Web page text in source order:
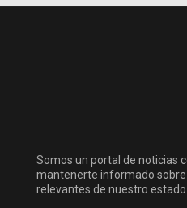
Somos un portal de noticias
mantenerte informado sobre
relevantes de nuestro estado